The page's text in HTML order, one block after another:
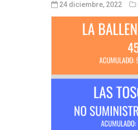
24 diciembre, 2022